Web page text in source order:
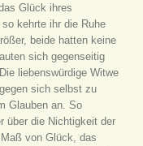
Glück ihres
kehrte ihr die Ruhe
beide hatten keine
sich gegenseitig
liebenswürdige Witwe
sich selbst zu
Glauben an. So
über die Nichtigkeit der
von Glück, das